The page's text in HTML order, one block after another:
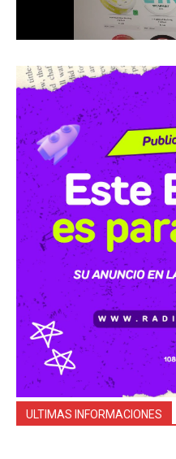
ULTIMAS INFORMACIONES